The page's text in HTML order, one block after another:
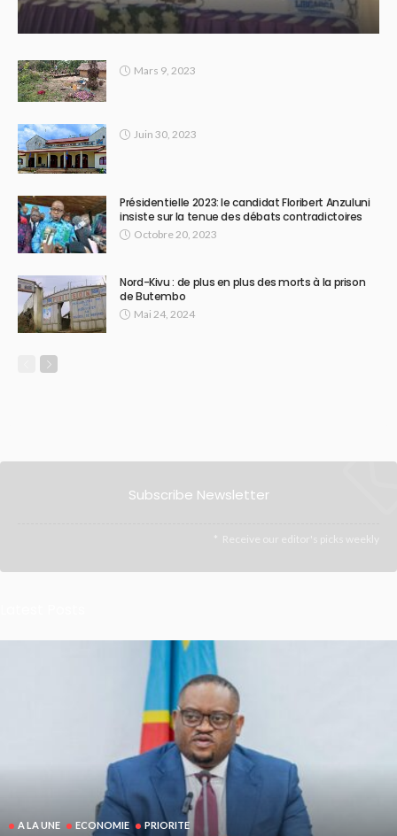
Mars 9, 2023
Juin 30, 2023
Présidentielle 2023: le candidat Floribert Anzuluni
insiste sur la tenue des débats contradictoires
Octobre 20, 2023
Nord-Kivu : de plus en plus des morts à la prison
de Butembo
Mai 24, 2024
Subscribe Newsletter
Receive our editor's picks weekly
A LA UNE ECONOMIE PRIORITE